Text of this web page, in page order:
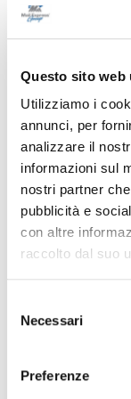
Questo sito web
Utilizziamo i
annunci, per
analizzare il
informazioni sul
nostri partner
pubblicità e
con altre
raccolto dal suo
delNecessari
Preferenze
Successivo
Brescia-Ascoli